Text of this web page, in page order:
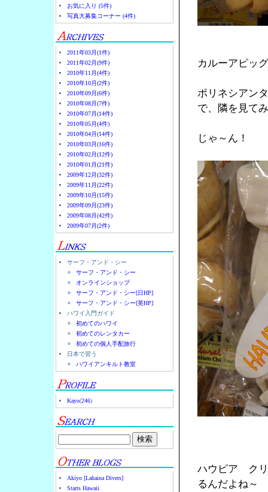
お気に入り (5件)
写真大募集コーナー (4件)
2011年03月(1件)
2011年02月(9件)
2010年11月(4件)
2010年10月(2件)
2010年09月(6件)
2010年08月(7件)
2010年07月(14件)
2010年05月(4件)
2010年04月(14件)
2010年03月(16件)
2010年02月(12件)
2010年01月(21件)
2009年12月(32件)
2009年11月(22件)
2009年10月(15件)
2009年09月(23件)
2009年08月(42件)
2009年07月(2件)
サーフ・アンド・シー
サーフ・アンド・シー
オンラインショップ
サーフ・アンド・シー[日HP]
サーフ・アンド・シー[英HP]
ハワイ入門ガイド
初めてのハワイ
初めてのレンタカー
初めての個人手配旅行
日本で習う
ハワイアンキルト教室
Kayo(246)
Akiyo [Lahaina Divers]
Starts Hawaii
カルーアピッ
ポリネシアン
で、隣を見て
じゃ～ん！
ハウピア クリ
るんだよね～